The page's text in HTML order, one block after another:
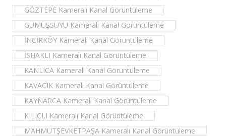
GÖZTEPE Kameralı Kanal Görüntüleme
GÜMÜŞSUYU Kameralı Kanal Görüntüleme
İNCİRKÖY Kameralı Kanal Görüntüleme
İSHAKLI Kameralı Kanal Görüntüleme
KANLICA Kameralı Kanal Görüntüleme
KAVACIK Kameralı Kanal Görüntüleme
KAYNARCA Kameralı Kanal Görüntüleme
KILIÇLI Kameralı Kanal Görüntüleme
MAHMUTŞEVKETPAŞA Kameralı Kanal Görüntüleme